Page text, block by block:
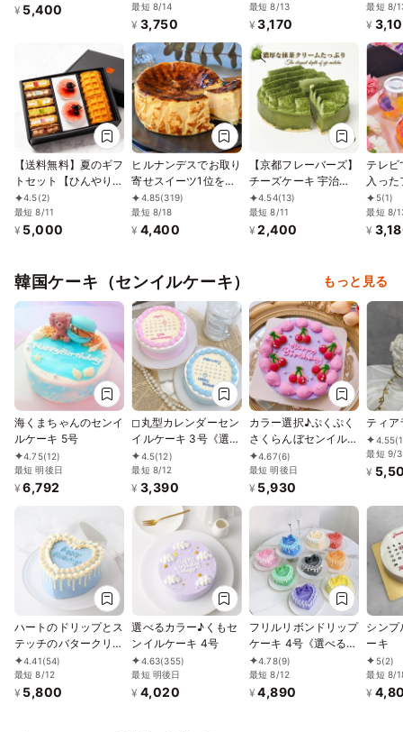
¥ 5,400
最短 8/14
¥ 3,750
最短 8/13
¥ 3,170
最短 8/
¥
【送料無料】夏のギフ
トセット【ひんやりス
イーツ詰め合わせ】お
中元2026
4.5(2)
最短 8/11
¥ 5,000
ヒルナンデスでお取り
寄せスイーツ1位を獲
得！誕生日に 熟成で
旨味成分約2倍！グル
テンフリーの「熟成バ
4.85(319)
最短 8/18
¥ 4,400
【京都フレーバーズ】
チーズケーキ 宇治抹
茶 誕生日プレゼント
贈り物 お中元2026
4.54(13)
最短 8/11
¥ 2,400
テレビ
入っ
ーツゼ
中元
5(1)
最短 8/
¥
韓国ケーキ（センイルケーキ） もっと見る
海くまちゃんのセンイ
ルケーキ 5号
4.75(12)
最短 明後日
¥ 6,792
◻︎丸型カレンダーセン
イルケーキ 3号《選べ
る9色｜韓国｜誕生日
｜お好きな日付とメッ
セージ♪》
4.5(12)
最短 8/12
¥ 3,390
カラー選択♪ぷくぷく
さくらんぼセンイルケ
ーキ 5号
4.67(6)
最短 明後日
¥ 5,930
ティア
4.55
最短 9/3
¥
ハートのドリップとス
テッチのバタークリー
ムデコレーション 4号
《センイルケーキ》
4.41(54)
最短 8/12
¥ 5,800
選べるカラー♪くもセ
ンイルケーキ 4号
4.63(355)
最短 明後日
¥ 4,020
フリルリボンドリップ
ケーキ 4号《選べる9
色｜センイルケーキ｜
韓国｜お好きなメッセ
ージ♪》
4.78(9)
最短 8/12
¥ 4,890
シンプ
ーキ
5(2)
最短 8/
¥